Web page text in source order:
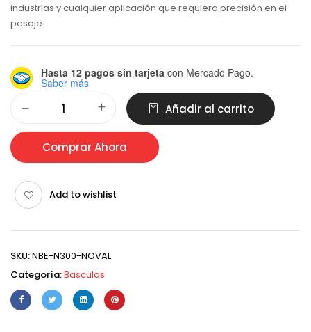
industrias y cualquier aplicación que requiera precisión en el
pesaje.
Hasta 12 pagos sin tarjeta con Mercado Pago.
Saber más
Añadir al carrito
Comprar Ahora
Add to wishlist
SKU:NBE-N300-NOVAL
Categoría:Basculas